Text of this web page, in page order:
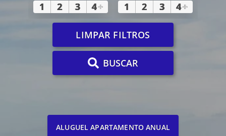
1 2 3 4+ 1 2 3 4+
LIMPAR FILTROS
BUSCAR
ALUGUEL APARTAMENTO ANUAL